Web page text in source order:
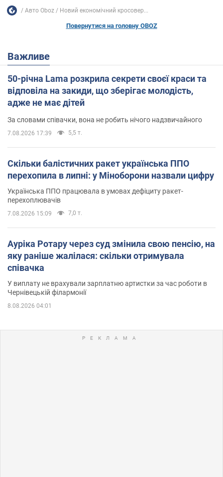
Авто Oboz Новий економічний кросовер...
Повернутися на головну OBOZ
Важливе
50-річна Lama розкрила секрети своєї краси та
відповіла на закиди, що зберігає молодість,
адже не має дітей
За словами співачки, вона не робить нічого надзвичайного
7.08.2026 17:39 5,5 т.
Скільки балістичних ракет українська ППО
перехопила в липні: у Міноборони назвали цифру
Українська ППО працювала в умовах дефіциту ракет-
перехоплювачів
7.08.2026 15:09 7,0 т.
Ауріка Ротару через суд змінила свою пенсію, на
яку раніше жалілася: скільки отримувала
співачка
У виплату не врахували зарплатню артистки за час роботи в
Чернівецькій філармонії
8.08.2026 04:01